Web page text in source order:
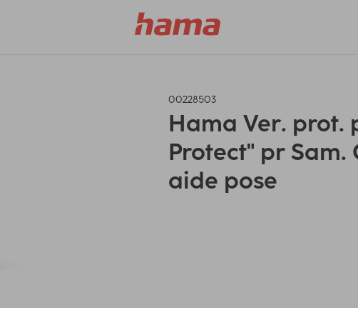
00228503
Hama Ver. prot.
Protect" pr Sam.
aide pose